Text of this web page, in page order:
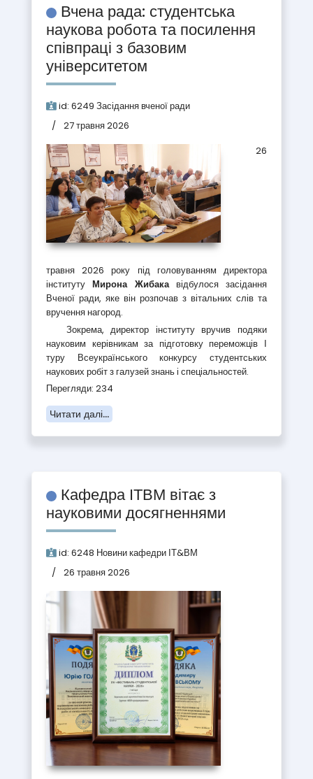
Вчена рада: студентська
наукова робота та посилення
співпраці з базовим
університетом
id: 6249 Засідання вченої ради
27 травня 2026
26
травня 2026 року під головуванням директора
інститутуМирона Жибакавідбулося засідання
Вченої ради, яке він розпочав з вітальних слів та
вручення нагород.
Зокрема, директор інституту вручив подяки
науковим керівникам за підготовку переможців І
туру Всеукраїнського конкурсу студентських
наукових робіт з галузей знань і спеціальностей.
Перегляди: 234
Читати далі...
Кафедра ІТВМ вітає з
науковими досягненнями
id: 6248 Новини кафедри ІТ&ВМ
26 травня 2026